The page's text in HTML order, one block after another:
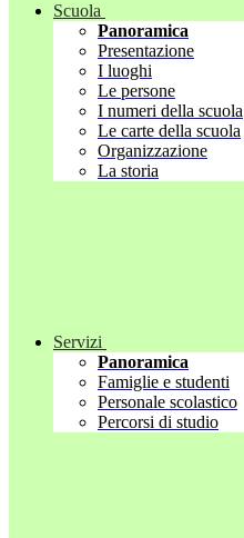
Scuola
Panoramica
Presentazione
I luoghi
Le persone
I numeri della scuola
Le carte della scuola
Organizzazione
La storia
Servizi
Panoramica
Famiglie e studenti
Personale scolastico
Percorsi di studio